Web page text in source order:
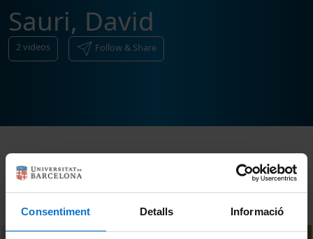
Consentiment Detalls Informació
Sauri, David
2videos Follow & Share
Sort